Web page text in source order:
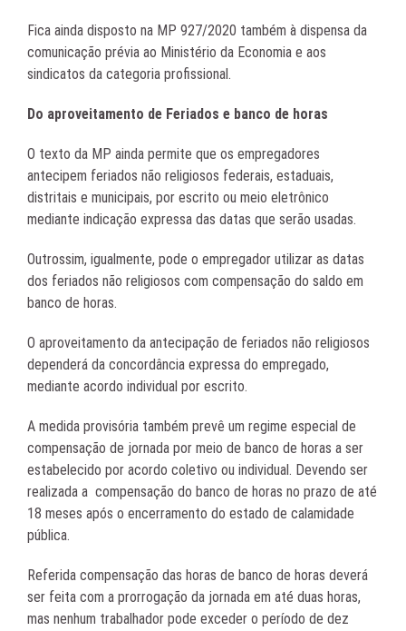
Fica ainda disposto na MP 927/2020 também à dispensa da
comunicação prévia ao Ministério da Economia e aos
sindicatos da categoria profissional.
Do aproveitamento de Feriados e banco de horas
O texto da MP ainda permite que os empregadores
antecipem feriados não religiosos federais, estaduais,
distritais e municipais, por escrito ou meio eletrônico
mediante indicação expressa das datas que serão usadas.
Outrossim, igualmente, pode o empregador utilizar as datas
dos feriados não religiosos com compensação do saldo em
banco de horas.
O aproveitamento da antecipação de feriados não religiosos
dependerá da concordância expressa do empregado,
mediante acordo individual por escrito.
A medida provisória também prevê um regime especial de
compensação de jornada por meio de banco de horas a ser
estabelecido por acordo coletivo ou individual. Devendo ser
realizada a compensação do banco de horas no prazo de até
18 meses após o encerramento do estado de calamidade
pública.
Referida compensação das horas de banco de horas deverá
ser feita com a prorrogação da jornada em até duas horas,
mas nenhum trabalhador pode exceder o período de dez